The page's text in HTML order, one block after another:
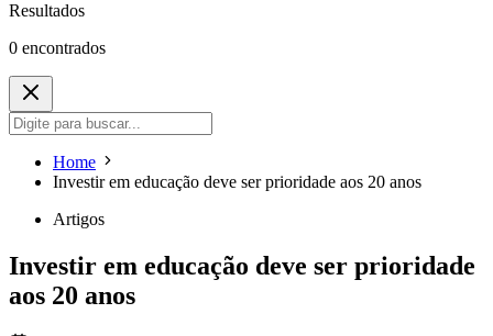
Resultados
0 encontrados
Home
Investir em educação deve ser prioridade aos 20 anos
Artigos
Investir em educação deve ser prioridade
aos 20 anos